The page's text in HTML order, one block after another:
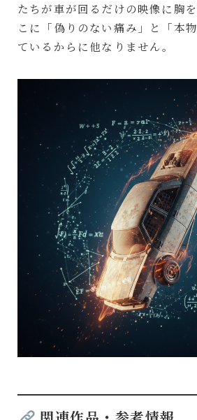
たちが車が回るだけの映像に胸
こに「偽りのない痛み」と「本
ているからに他なりません。